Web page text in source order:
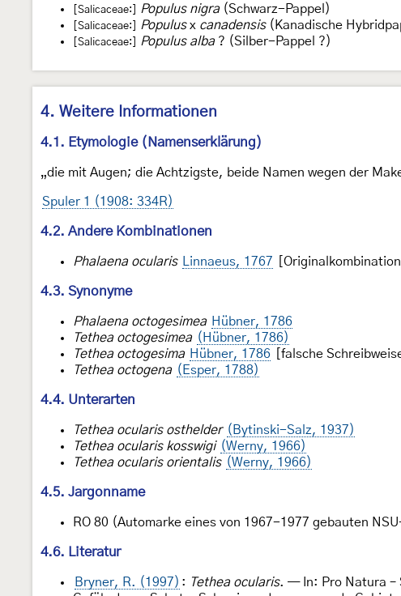
[Salicaceae:] Populus nigra(Schwarz-Pappel)
[Salicaceae:] Populusx canadensis(Kanadische
[Salicaceae:] Populus alba? (Silber-Pappel ?)
4. Weitere Informationen
4.1. Etymologie (Namenserklärung)
„die mit Augen; die Achtzigste, beide Namen wegen der
Spuler 1 (1908: 334R)
4.2. Andere Kombinationen
Phalaena ocularis Linnaeus, 1767 [Originalkombination]
4.3. Synonyme
Phalaena octogesimea Hübner, 1786
Tethea octogesimea (Hübner, 1786)
Tethea octogesima Hübner, 1786
[falsche
Tethea octogena (Esper, 1788)
4.4. Unterarten
Tethea ocularis osthelder (Bytinski-Salz, 1937)
Tethea ocularis kosswigi (Werny, 1966)
Tethea ocularis orientalis (Werny, 1966)
4.5. Jargonname
RO 80 (Automarke eines von 1967-1977 gebauten
4.6. Literatur
Bryner, R. (1997) : Tethea ocularis. — In: Pro Natura –